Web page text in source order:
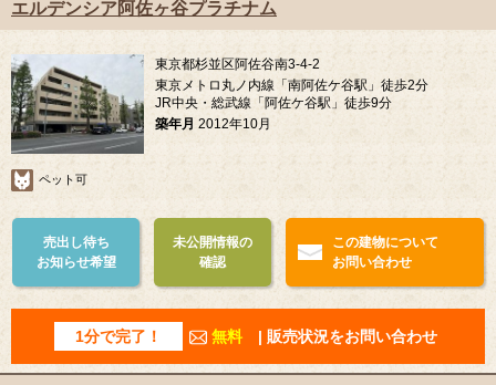
エルデンシア阿佐ヶ谷プラチナム
東京都杉並区阿佐谷南3-4-2
東京メトロ丸ノ内線「南阿佐ケ谷駅」徒歩2分
JR中央・総武線「阿佐ケ谷駅」徒歩9分
築年月 2012年10月
ペット可
売出し待ち
お知らせ希望
未公開情報の
確認
この建物について
お問い合わせ
1分で完了！ 無料 | 販売状況をお問い合わせ